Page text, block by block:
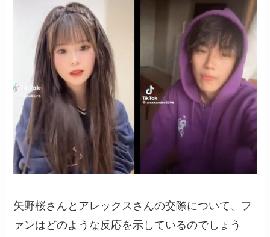
矢野桜さんとアレックスさんの交際について、フ
ァンはどのような反応を示しているのでしょう